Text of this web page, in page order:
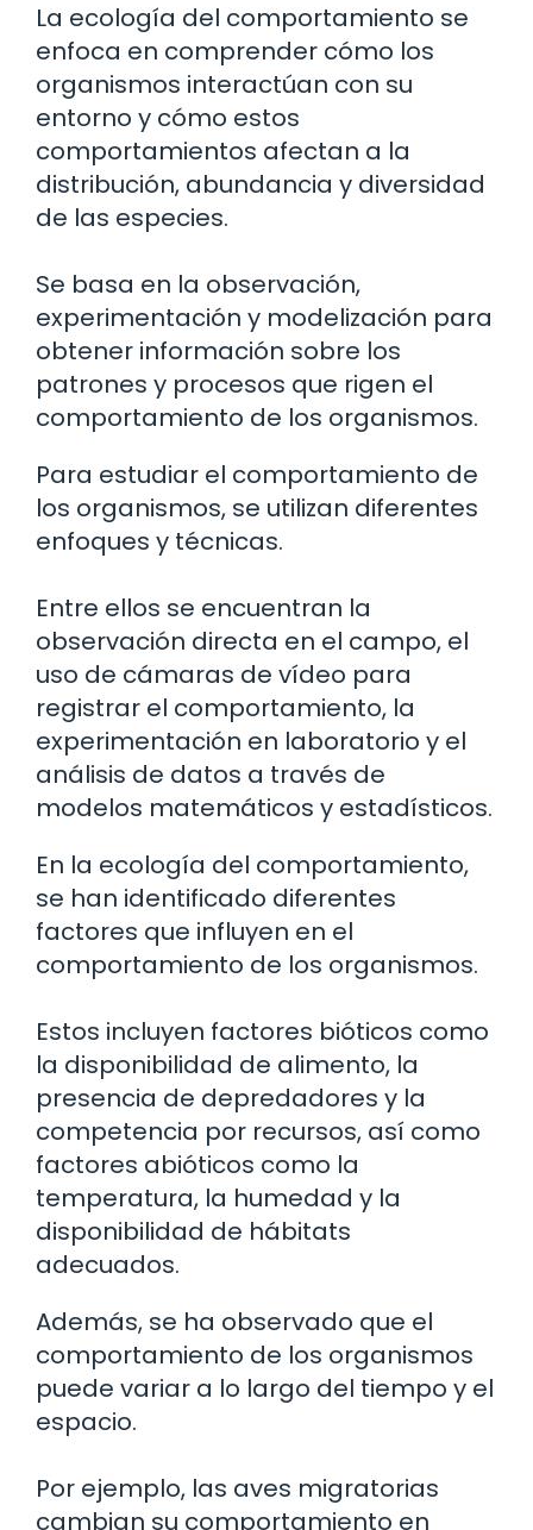
La ecología del comportamiento se
enfoca en comprender cómo los
organismos interactúan con su
entorno y cómo estos
comportamientos afectan a la
distribución, abundancia y diversidad
de las especies.
Se basa en la observación,
experimentación y modelización para
obtener información sobre los
patrones y procesos que rigen el
comportamiento de los organismos.
Para estudiar el comportamiento de
los organismos, se utilizan diferentes
enfoques y técnicas.
Entre ellos se encuentran la
observación directa en el campo, el
uso de cámaras de vídeo para
registrar el comportamiento, la
experimentación en laboratorio y el
análisis de datos a través de
modelos matemáticos y estadísticos.
En la ecología del comportamiento,
se han identificado diferentes
factores que influyen en el
comportamiento de los organismos.
Estos incluyen factores bióticos como
la disponibilidad de alimento, la
presencia de depredadores y la
competencia por recursos, así como
factores abióticos como la
temperatura, la humedad y la
disponibilidad de hábitats
adecuados.
Además, se ha observado que el
comportamiento de los organismos
puede variar a lo largo del tiempo y el
espacio.
Por ejemplo, las aves migratorias
cambian su comportamiento en